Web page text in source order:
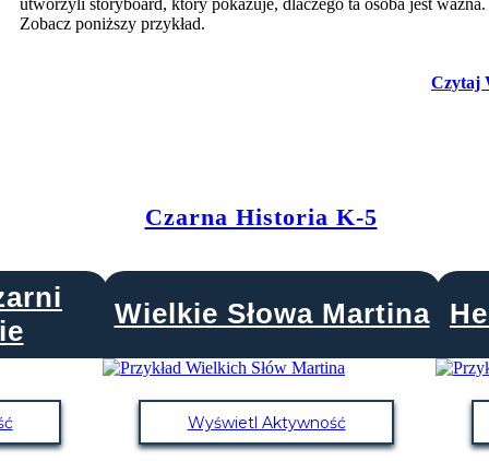
utworzyli storyboard, który pokazuje, dlaczego ta osoba jest ważna.
Zobacz poniższy przykład.
Czytaj
Czarna Historia K-5
Wielkie Słowa Martina
Wyświetl Aktywność